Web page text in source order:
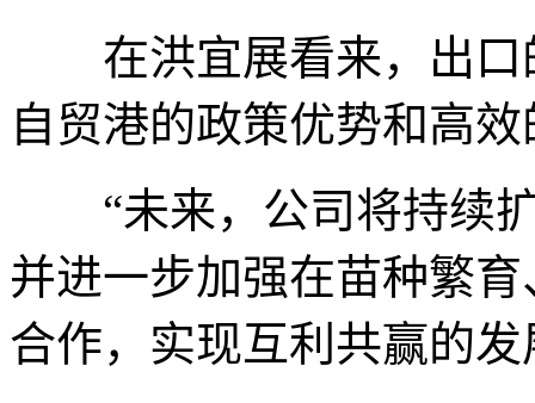
在洪宜展看来，出口
自贸港的政策优势和高
“未来，公司将持续扩
并进一步加强在苗种繁
合作，实现互利共赢的